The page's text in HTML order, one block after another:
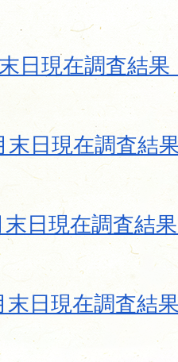
日現在調査結
末日現在調査結
末日現在調査結
末日現在調査結